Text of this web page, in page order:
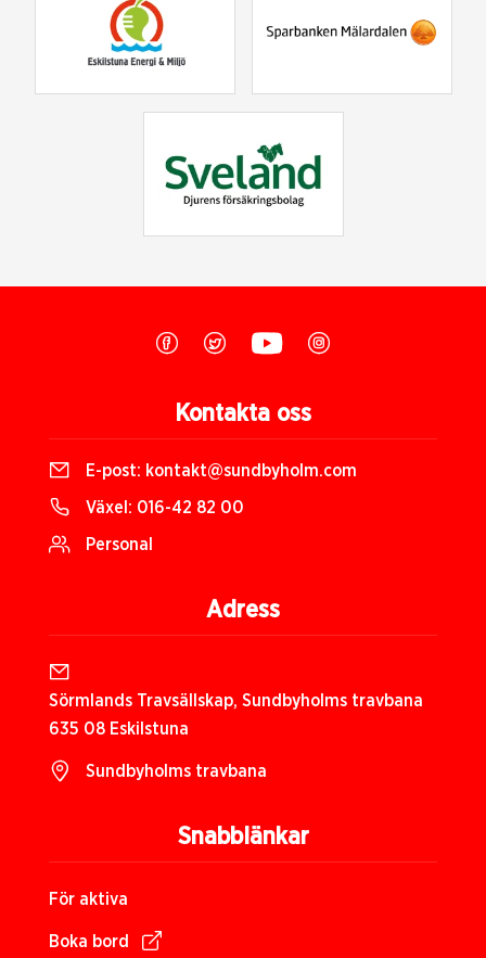
Snabblänkar
För aktiva
Boka bord
Kontakta oss
E-post: kontakt@sundbyholm.com
Växel: 016-42 82 00
Personal
Adress
Sörmlands Travsällskap, Sundbyholms travbana
635 08 Eskilstuna
Sundbyholms travbana